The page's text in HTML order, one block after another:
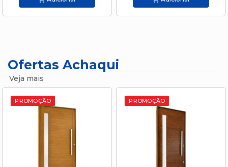
Ofertas Achaqui
Veja mais
PROMOÇÃO PROMOÇÃO